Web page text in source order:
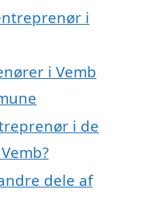
i
i Vemb
i de
dele af